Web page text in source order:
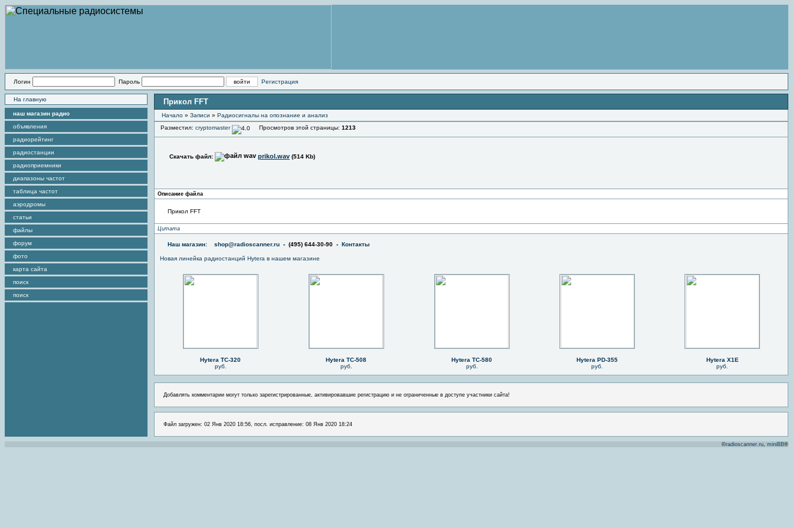
Логин Пароль Регистрация
На главную
наш магазин радио
объявления
радиорейтинг
радиостанции
радиоприемники
диапазоны частот
таблица частот
аэродромы
статьи
файлы
форум
фото
карта сайта
поиск
поиск
Прикол FFT
Начало » Записи » Радиоcигналы на опознание и анализ
Разместил: cryptomaster Просмотров этой страницы: 1213
Скачать файл: prikol.wav (514 Kb)
Описание файла
Прикол FFT
Цитата
Наш магазин: shop@radioscanner.ru - (495) 644-30-90 - Контакты
Новая линейка радиостанций Hytera в нашем магазине
Hytera TC-320
руб.
Hytera TC-508
руб.
Hytera TC-580
руб.
Hytera PD-355
руб.
Hytera X1E
руб.
Добавлять комментарии могут только зарегистрированные, активировавшие регистрацию и не ограниченные в доступе участники сайта!
Файл загружен: 02 Янв 2020 18:56, посл. исправление: 08 Янв 2020 18:24
©radioscanner.ru, miniBB®